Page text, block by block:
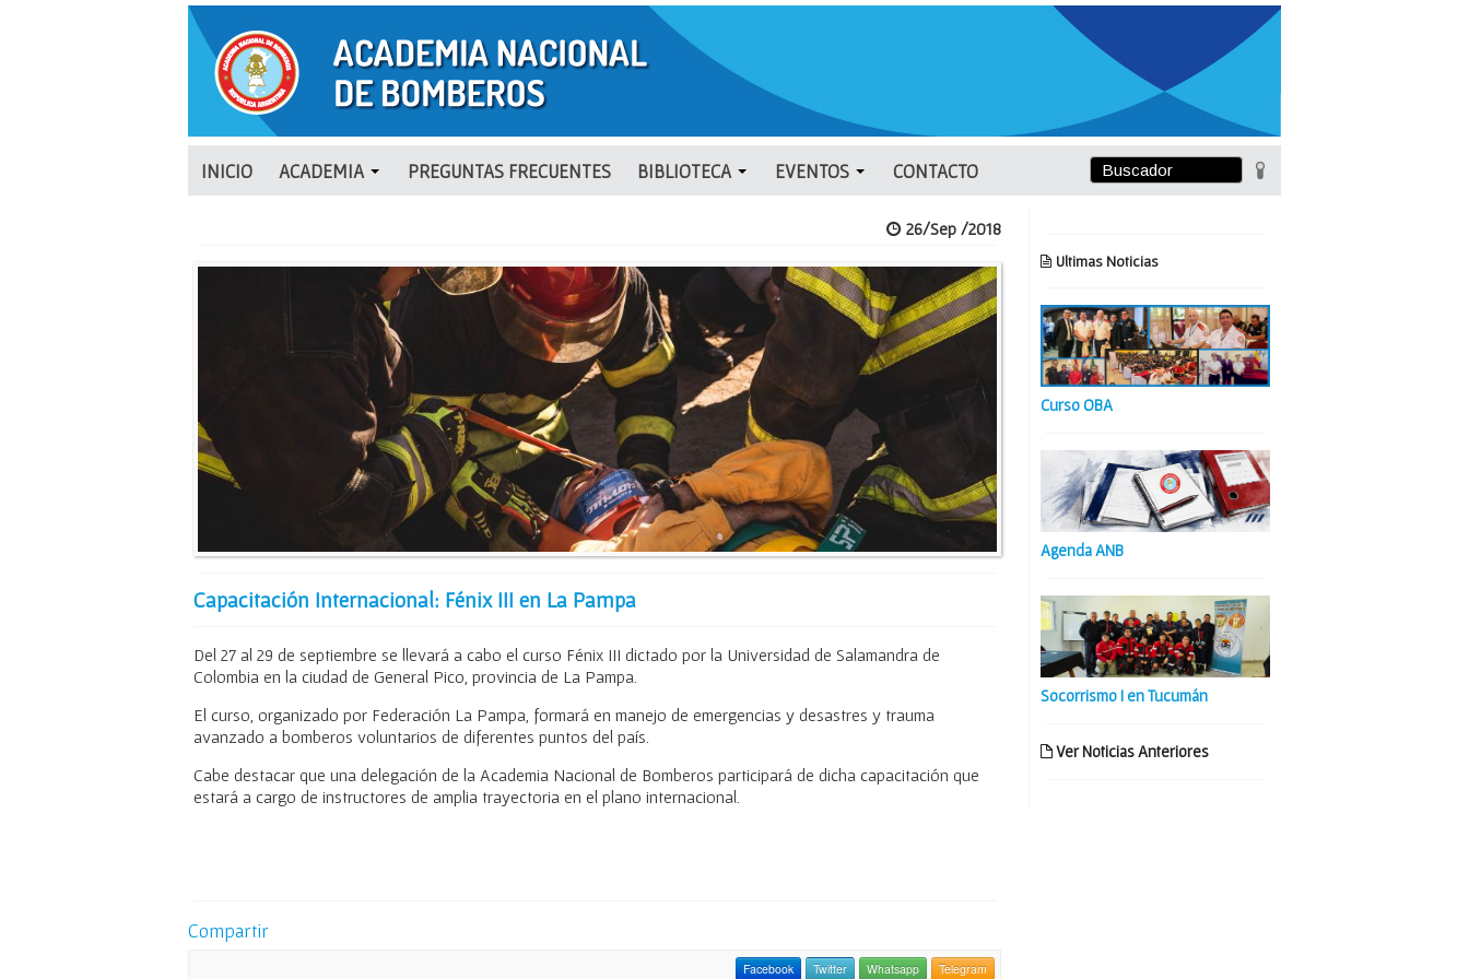
INICIO ACADEMIA PREGUNTAS FRECUENTES BIBLIOTECA EVENTOS CONTACTO
26/Sep /2018
Capacitación Internacional: Fénix III en La Pampa
Del 27 al 29 de septiembre se llevará a cabo el curso Fénix III dictado por la Universidad de Salamandra de
Colombia en la ciudad de General Pico, provincia de La Pampa.
El curso, organizado por Federación La Pampa, formará en manejo de emergencias y desastres y trauma
avanzado a bomberos voluntarios de diferentes puntos del país.
Cabe destacar que una delegación de la Academia Nacional de Bomberos participará de dicha capacitación que
estará a cargo de instructores de amplia trayectoria en el plano internacional.
Compartir
Facebook Twitter Whatsapp Telegram
Ultimas Noticias
Curso OBA
Agenda ANB
Socorrismo I en Tucumán
Ver Noticias Anteriores